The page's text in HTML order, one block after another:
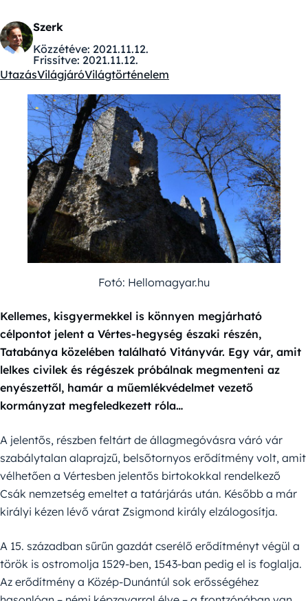
Szerk
Közzétéve: 2021.11.12.
Frissítve: 2021.11.12.
Kategóriák:
UtazásVilágjáróVilágtörténelem
Fotó: Hellomagyar.hu
Kellemes, kisgyermekkel is könnyen megjárható
célpontot jelent a Vértes-hegység északi részén,
Tatabánya közelében található Vitányvár. Egy vár, amit
lelkes civilek és régészek próbálnak megmenteni az
enyészettől, hamár a műemlékvédelmet vezető
kormányzat megfeledkezett róla…
A jelentős, részben feltárt de állagmegóvásra váró vár
szabálytalan alaprajzű, belsőtornyos erődítmény volt, amit
vélhetően a Vértesben jelentős birtokokkal rendelkező
Csák nemzetség emeltet a tatárjárás után. Később a már
királyi kézen lévő várat Zsigmond király elzálogosítja.
A 15. században sűrűn gazdát cserélő erődítményt végül a
török is ostromolja 1529-ben, 1543-ban pedig el is foglalja.
Az erődítmény a Közép-Dunántúl sok erősségéhez